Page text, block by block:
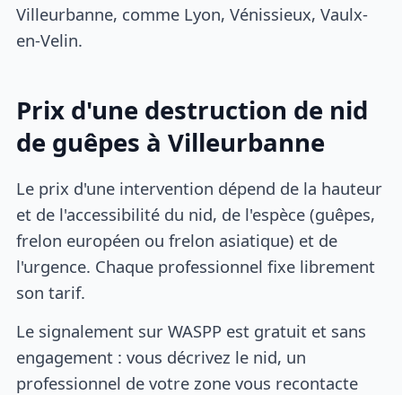
Villeurbanne, comme Lyon, Vénissieux, Vaulx-
en-Velin.
Prix d'une destruction de nid
de guêpes à Villeurbanne
Le prix d'une intervention dépend de la hauteur
et de l'accessibilité du nid, de l'espèce (guêpes,
frelon européen ou frelon asiatique) et de
l'urgence. Chaque professionnel fixe librement
son tarif.
Le signalement sur WASPP est gratuit et sans
engagement : vous décrivez le nid, un
professionnel de votre zone vous recontacte